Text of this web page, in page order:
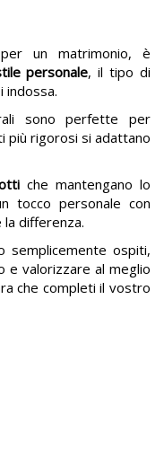
per un matrimonio, è
personale, il tipo di
indossa.
sono perfette per
più rigorosi si adattano
che mantengano lo
tocco personale con
differenza.
semplicemente ospiti,
e valorizzare al meglio
che completi il vostro